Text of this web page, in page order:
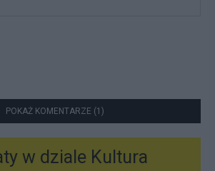
POKAŻ KOMENTARZE (1)
w dziale Kultura